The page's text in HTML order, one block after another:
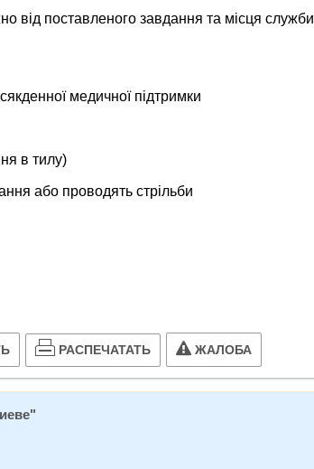
від поставленого завдання та місця служби
медичної підтримки
в тилу)
або проводять стрільби
РАСПЕЧАТАТЬ ЖАЛОБА
"